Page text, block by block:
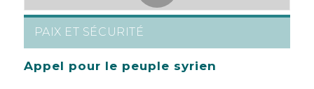
PAIX ET SÉCURITÉ
Appel pour le peuple syrien